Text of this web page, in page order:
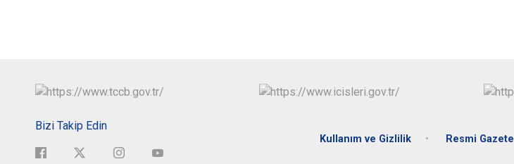
Bizi Takip Edin
Kullanım ve Gizlilik Resmi Gazete